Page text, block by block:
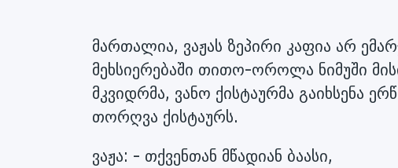
მართალია, ვაჟას ზეპირი კაფია არ
მეხსიერებაში თითო-ოროლა ნიმუში
მკვიდრმა, ვანო ქისტაურმა გაიხსენა
თორღვა ქისტაურს.
ვაჟა: - თქვენთან მწადიან ბაასი,